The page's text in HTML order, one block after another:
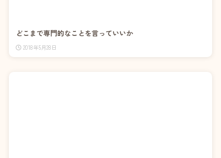
どこまで専門的なことを言っていいか
2018年5月28日